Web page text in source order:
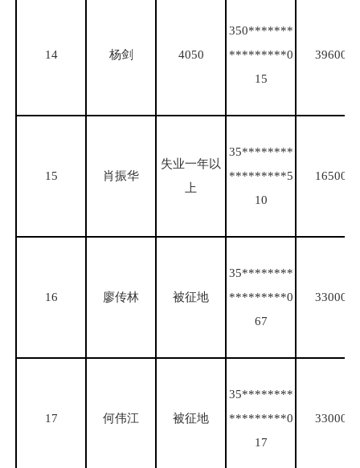
14 杨剑 4050
350*******
*********0
15
39600
15 肖振华
失业一年以
上
35********
*********5
10
16500
16 廖传林 被征地
35********
*********0
67
33000
17 何伟江 被征地
35********
*********0
17
33000